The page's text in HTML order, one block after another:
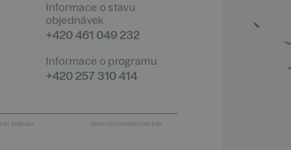
Informace o stavu
objednávek
+420 461 049 232
Informace o programu
+420 257 310 414
festivalu Generální mediální partner